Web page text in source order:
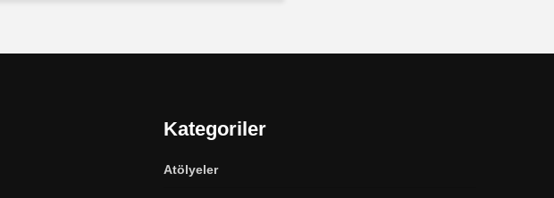
Kategoriler
Atölyeler